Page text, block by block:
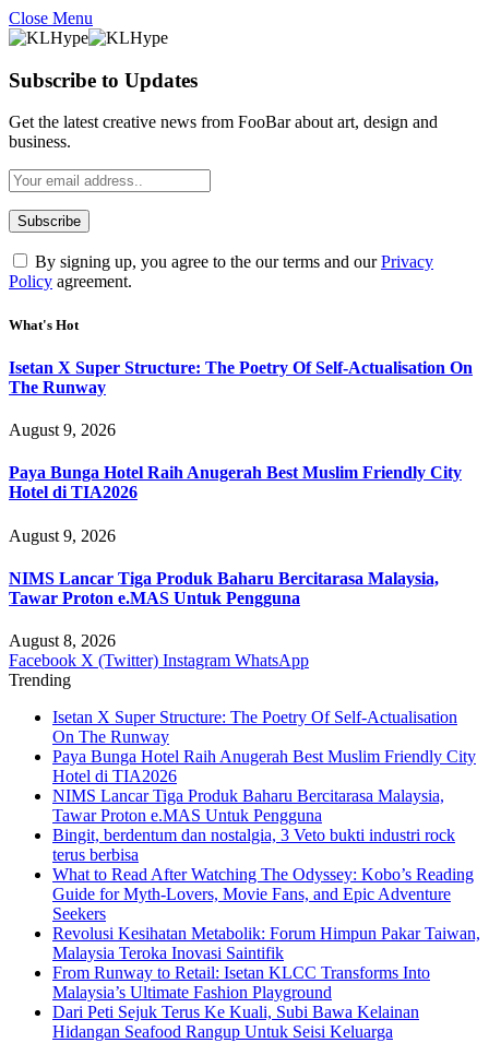
Close Menu
Subscribe to Updates
Get the latest creative news from FooBar about art, design and
business.
By signing up, you agree to the our terms and ourPrivacy
Policy agreement.
What's Hot
Isetan X Super Structure: The Poetry Of Self-Actualisation On
The Runway
August 9, 2026
Paya Bunga Hotel Raih Anugerah Best Muslim Friendly City
Hotel di TIA2026
August 9, 2026
NIMS Lancar Tiga Produk Baharu Bercitarasa Malaysia,
Tawar Proton e.MAS Untuk Pengguna
August 8, 2026
Facebook X (Twitter) Instagram WhatsApp
Trending
Isetan X Super Structure: The Poetry Of Self-Actualisation
On The Runway
Paya Bunga Hotel Raih Anugerah Best Muslim Friendly City
Hotel di TIA2026
NIMS Lancar Tiga Produk Baharu Bercitarasa Malaysia,
Tawar Proton e.MAS Untuk Pengguna
Bingit, berdentum dan nostalgia, 3 Veto bukti industri rock
terus berbisa
What to Read After Watching The Odyssey: Kobo’s Reading
Guide for Myth-Lovers, Movie Fans, and Epic Adventure
Seekers
Revolusi Kesihatan Metabolik: Forum Himpun Pakar Taiwan,
Malaysia Teroka Inovasi Saintifik
From Runway to Retail: Isetan KLCC Transforms Into
Malaysia’s Ultimate Fashion Playground
Dari Peti Sejuk Terus Ke Kuali, Subi Bawa Kelainan
Hidangan Seafood Rangup Untuk Seisi Keluarga